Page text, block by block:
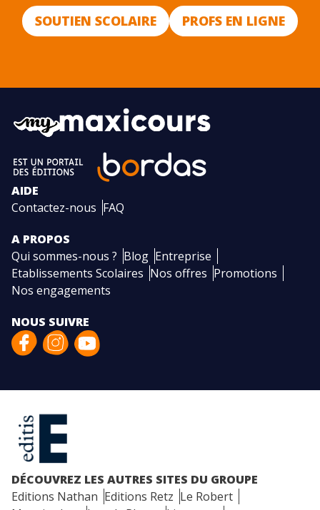
SOUTIEN SCOLAIRE PROFS EN LIGNE
AIDE
Contactez-nous FAQ
A PROPOS
Qui sommes-nous ? Blog Entreprise
Etablissements Scolaires Nos offres Promotions
Nos engagements
NOUS SUIVRE
DÉCOUVREZ LES AUTRES SITES DU GROUPE
Editions Nathan Editions Retz Le Robert